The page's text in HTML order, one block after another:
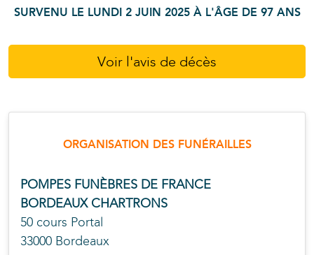
SURVENU LE LUNDI 2 JUIN 2025 À L'ÂGE DE 97 ANS
Voir l'avis de décès
ORGANISATION DES FUNÉRAILLES
POMPES FUNÈBRES DE FRANCE
BORDEAUX CHARTRONS
50 cours Portal
33000 Bordeaux